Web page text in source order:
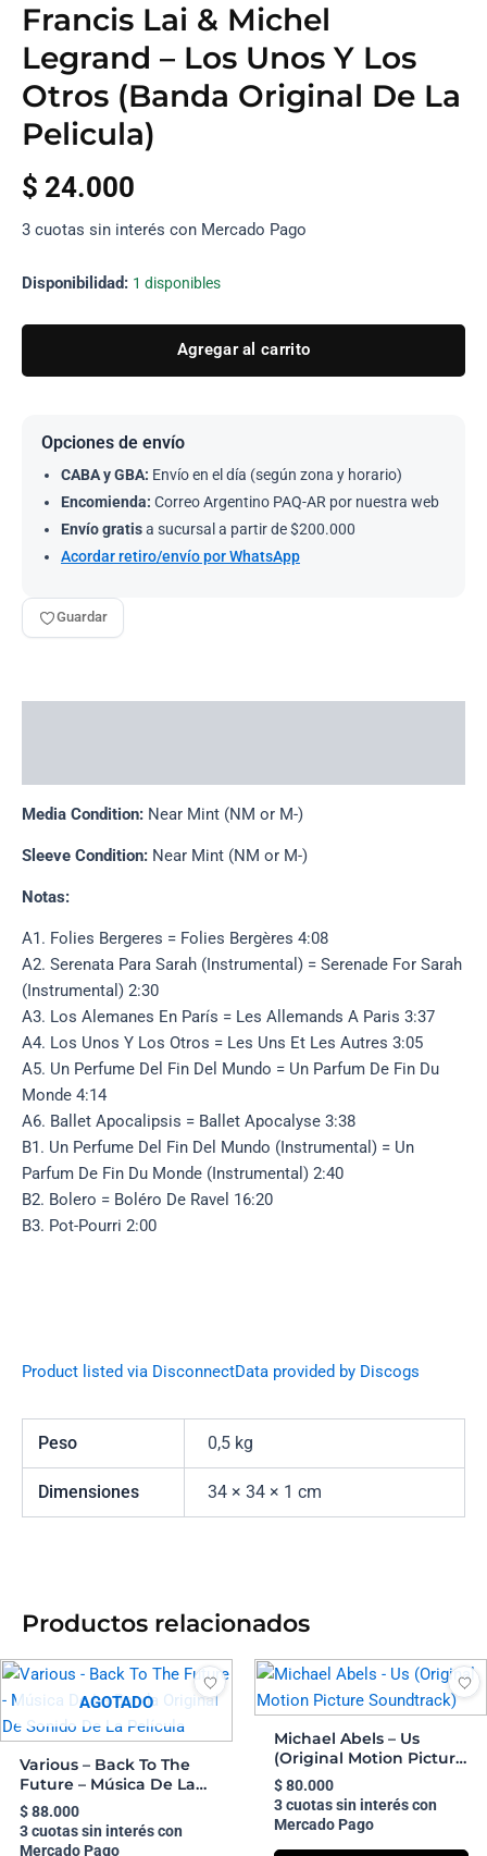
Francis Lai & Michel
Legrand – Los Unos Y Los
Otros (Banda Original De La
Pelicula)
$ 24.000
3 cuotas sin interés con Mercado Pago
Disponibilidad: 1 disponibles
Agregar al carrito
Opciones de envío
CABA y GBA: Envío en el día (según zona y horario)
Encomienda: Correo Argentino PAQ-AR por nuestra web
Envío gratisa sucursal a partir de $200.000
Acordar retiro/envío por WhatsApp
Guardar
Media Condition: Near Mint (NM or M-)
Sleeve Condition: Near Mint (NM or M-)
Notas:
A1. Folies Bergeres = Folies Bergères 4:08
A2. Serenata Para Sarah (Instrumental) = Serenade For Sarah
(Instrumental) 2:30
A3. Los Alemanes En París = Les Allemands A Paris 3:37
A4. Los Unos Y Los Otros = Les Uns Et Les Autres 3:05
A5. Un Perfume Del Fin Del Mundo = Un Parfum De Fin Du
Monde 4:14
A6. Ballet Apocalipsis = Ballet Apocalyse 3:38
B1. Un Perfume Del Fin Del Mundo (Instrumental) = Un
Parfum De Fin Du Monde (Instrumental) 2:40
B2. Bolero = Boléro De Ravel 16:20
B3. Pot-Pourri 2:00
Product listed via DisconnectData provided by Discogs
Peso 0,5 kg
Dimensiones 34 × 34 × 1 cm
Productos relacionados
AGOTADO
Various – Back To The
Future – Música De La
Banda Original De
Sonido De La Película
$88.000
3 cuotas sin interés con
Mercado Pago
Michael Abels – Us
(Original Motion Picture
Soundtrack)
$80.000
3 cuotas sin interés con
Mercado Pago